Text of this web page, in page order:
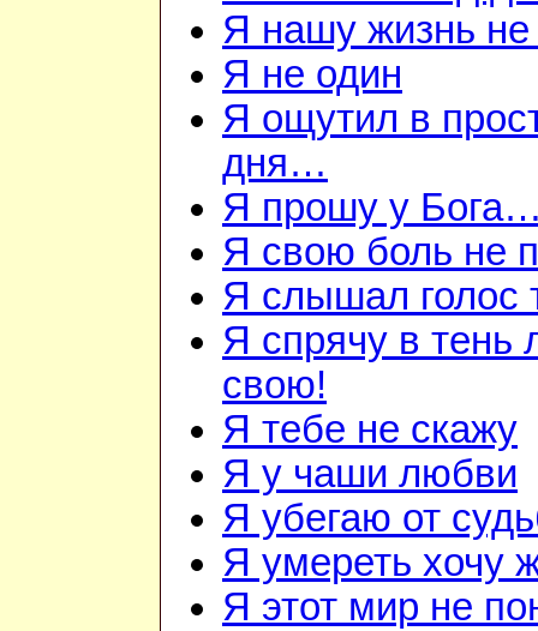
Я нашу жизнь
Я не один
Я ощутил в
дня…
Я прошу у
Я свою боль не
Я слышал голос
Я спрячу в тень
свою!
Я тебе не скажу
Я у чаши любви
Я убегаю от
Я умереть хочу
Я этот мир не